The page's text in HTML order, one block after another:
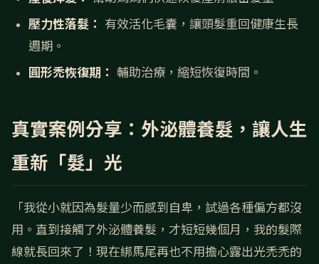
壓力性落髮：
有效活化毛囊，讓頭髮重回健康生長
週期。
圓形禿恢復期： 輔助治療，縮短恢復時間。
真實案例分享：外泌體養髮，讓人生
重新「髮」光
「我從小就因為髮量少而感到自卑，試過各種偏方都沒
用。直到接觸了外泌體養髮，才短短幾個月，我的髮際
線就長回來了！現在綁馬尾再也不用擔心露出光禿禿的